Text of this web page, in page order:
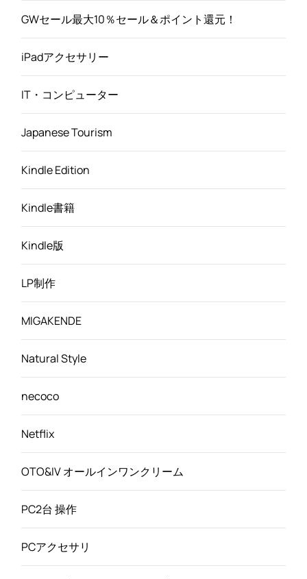
GWセール最大10％セール＆ポイント還元！
iPadアクセサリー
IT・コンピューター
Japanese Tourism
Kindle Edition
Kindle書籍
Kindle版
LP制作
MIGAKENDE
Natural Style
necoco
Netflix
OTO&IV オールインワンクリーム
PC2台 操作
PCアクセサリ